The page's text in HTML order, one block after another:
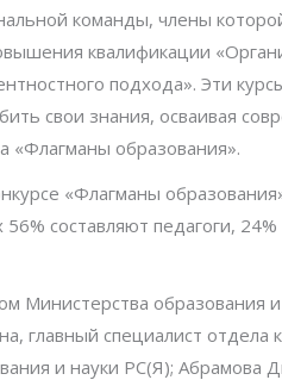
команды, члены
квалификации
подхода». Эти
свои знания, осваивая
«Флагманы образования».
«Флагманы
составляют педагоги,
Министерства образования
главный специалист отдела
и науки РС(Я); Абрамова